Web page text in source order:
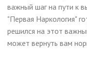
важный шаг на пути к
"Первая Наркология"
решился на этот
может вернуть вам